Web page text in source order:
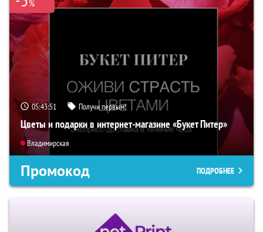
%
05:43:50 Получи первым!
Цветы и подарки в интернет-магазине «Букет Питер»
Владимирская
Промокод ПОДРОБНЕЕ